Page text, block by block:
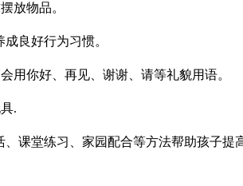
放物品。
良好行为习惯。
用你好、再见、谢谢、请等礼貌用语。
.
课堂练习、家园配合等方法帮助孩子提